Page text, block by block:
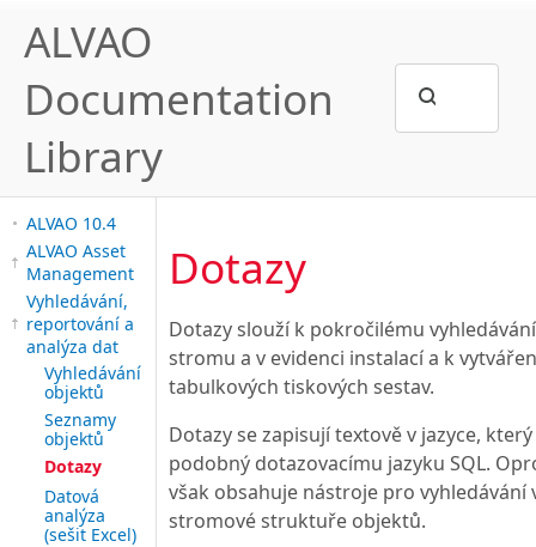
ALVAO
Documentation
Library
ALVAO 10.4
ALVAO Asset
Management
Vyhledávání,
reportování a
analýza dat
Vyhledávání
objektů
Seznamy
objektů
Dotazy
Datová
analýza
(sešit Excel)
Dotazy
Dotazy slouží k pokročilému
stromu a v evidenci instalací a k
tabulkových tiskových sestav.
Dotazy se zapisují textově v jazyce,
podobný dotazovacímu jazyku SQL.
však obsahuje nástroje pro vyhledávání
stromové struktuře objektů.